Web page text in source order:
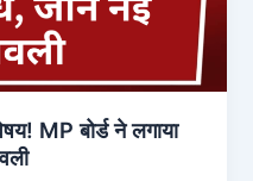
MP बोर्ड ने लगाया